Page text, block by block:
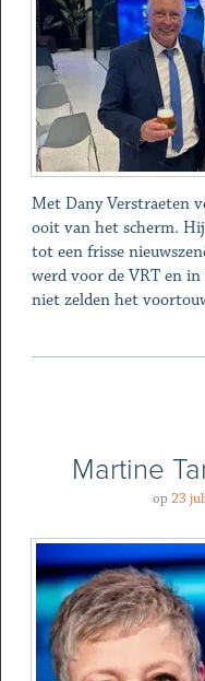
Met Dany Verstraeten
ooit van het scherm. Hij
tot een frisse
werd voor de VRT en
niet zelden het
Martine
op23